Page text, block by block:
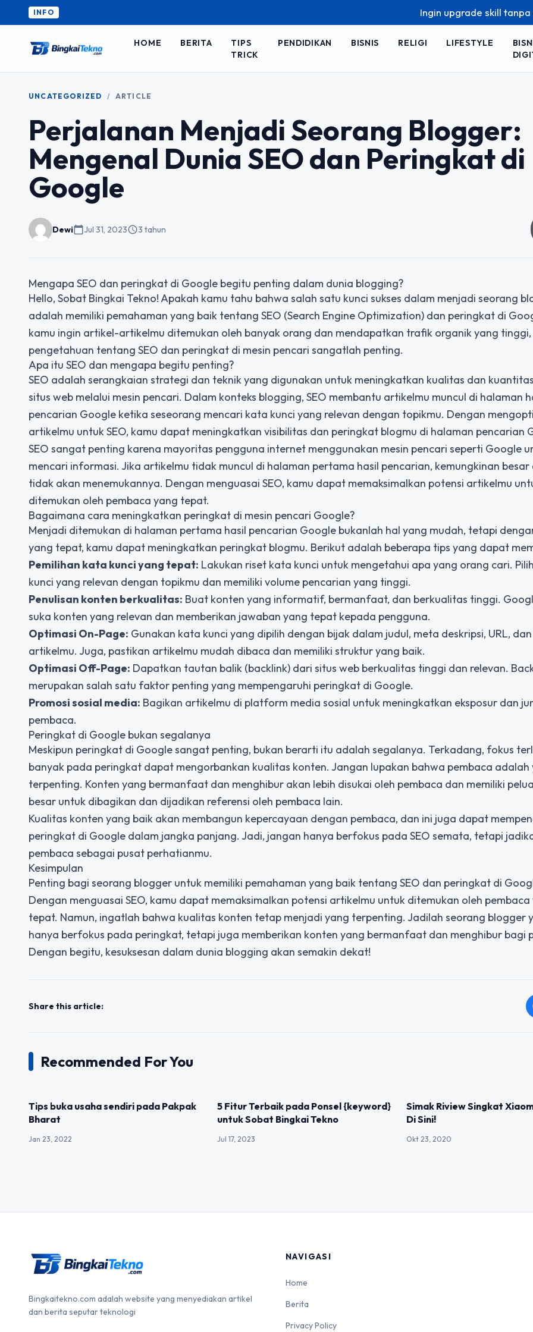
INFO Ingin upgrade skill tanpa
HOME BERITA
TIPS
TRICK
PENDIDIKAN BISNIS RELIGI LIFESTYLE
UNCATEGORIZED / ARTICLE
Perjalanan Menjadi Seorang Blogger:
Mengenal Dunia SEO dan Peringkat di
Google
Dewicalendar_todayJul 31, 2023schedule3 tahun
Mengapa SEO dan peringkat di Google begitu penting dalam dunia blogging?
Hello, Sobat Bingkai Tekno! Apakah kamu tahu bahwa salah satu kunci sukses dalam menjadi seorang
adalah memiliki pemahaman yang baik tentang SEO (Search Engine Optimization) dan peringkat di
kamu ingin artikel-artikelmu ditemukan oleh banyak orang dan mendapatkan trafik organik yang
pengetahuan tentang SEO dan peringkat di mesin pencari sangatlah penting.
Apa itu SEO dan mengapa begitu penting?
SEO adalah serangkaian strategi dan teknik yang digunakan untuk meningkatkan kualitas dan
situs web melalui mesin pencari. Dalam konteks blogging, SEO membantu artikelmu muncul di halaman
pencarian Google ketika seseorang mencari kata kunci yang relevan dengan topikmu. Dengan
artikelmu untuk SEO, kamu dapat meningkatkan visibilitas dan peringkat blogmu di halaman pencarian
SEO sangat penting karena mayoritas pengguna internet menggunakan mesin pencari seperti Google
mencari informasi. Jika artikelmu tidak muncul di halaman pertama hasil pencarian, kemungkinan besar
tidak akan menemukannya. Dengan menguasai SEO, kamu dapat memaksimalkan potensi artikelmu
ditemukan oleh pembaca yang tepat.
Bagaimana cara meningkatkan peringkat di mesin pencari Google?
Menjadi ditemukan di halaman pertama hasil pencarian Google bukanlah hal yang mudah, tetapi
yang tepat, kamu dapat meningkatkan peringkat blogmu. Berikut adalah beberapa tips yang dapat
Pemilihan kata kunci yang tepat: Lakukan riset kata kunci untuk mengetahui apa yang orang cari.
kunci yang relevan dengan topikmu dan memiliki volume pencarian yang tinggi.
Penulisan konten berkualitas: Buat konten yang informatif, bermanfaat, dan berkualitas tinggi.
suka konten yang relevan dan memberikan jawaban yang tepat kepada pengguna.
Optimasi On-Page: Gunakan kata kunci yang dipilih dengan bijak dalam judul, meta deskripsi, URL,
artikelmu. Juga, pastikan artikelmu mudah dibaca dan memiliki struktur yang baik.
Optimasi Off-Page: Dapatkan tautan balik (backlink) dari situs web berkualitas tinggi dan relevan.
merupakan salah satu faktor penting yang mempengaruhi peringkat di Google.
Promosi sosial media: Bagikan artikelmu di platform media sosial untuk meningkatkan eksposur dan
pembaca.
Peringkat di Google bukan segalanya
Meskipun peringkat di Google sangat penting, bukan berarti itu adalah segalanya. Terkadang, fokus
banyak pada peringkat dapat mengorbankan kualitas konten. Jangan lupakan bahwa pembaca adalah
terpenting. Konten yang bermanfaat dan menghibur akan lebih disukai oleh pembaca dan memiliki
besar untuk dibagikan dan dijadikan referensi oleh pembaca lain.
Kualitas konten yang baik akan membangun kepercayaan dengan pembaca, dan ini juga dapat
peringkat di Google dalam jangka panjang. Jadi, jangan hanya berfokus pada SEO semata, tetapi
pembaca sebagai pusat perhatianmu.
Kesimpulan
Penting bagi seorang blogger untuk memiliki pemahaman yang baik tentang SEO dan peringkat di
Dengan menguasai SEO, kamu dapat memaksimalkan potensi artikelmu untuk ditemukan oleh pembaca
tepat. Namun, ingatlah bahwa kualitas konten tetap menjadi yang terpenting. Jadilah seorang blogger
hanya berfokus pada peringkat, tetapi juga memberikan konten yang bermanfaat dan menghibur bagi
Dengan begitu, kesuksesan dalam dunia blogging akan semakin dekat!
Share this article:
Recommended For You
Tips buka usaha sendiri pada Pakpak
Bharat
Jan 23, 2022
5 Fitur Terbaik pada Ponsel {keyword}
untuk Sobat Bingkai Tekno
Jul 17, 2023
Simak Riview Singkat
Di Sini!
Okt 23, 2020
Bingkaitekno.com adalah website yang menyediakan artikel
dan berita seputar teknologi
NAVIGASI
Home
Berita
Privacy Policy